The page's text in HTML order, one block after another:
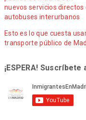
nuevos servicios directos
autobuses interurbanos
Esto es lo que cuesta usar
transporte público de
¡ESPERA!